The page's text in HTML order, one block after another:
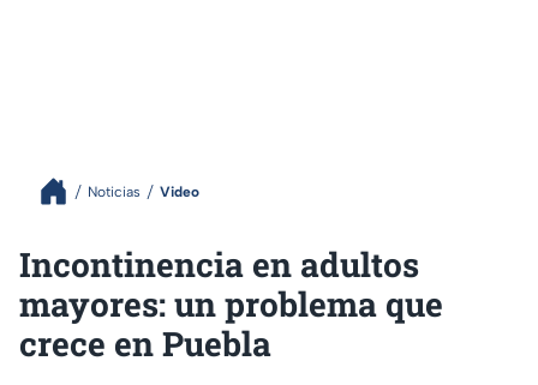
Noticias Video
Incontinencia en adultos
mayores: un problema que
crece en Puebla